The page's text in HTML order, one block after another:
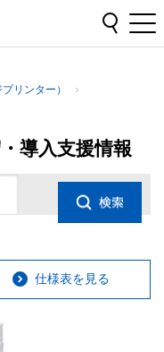
リンター）
導入支援情報
仕様表を見る